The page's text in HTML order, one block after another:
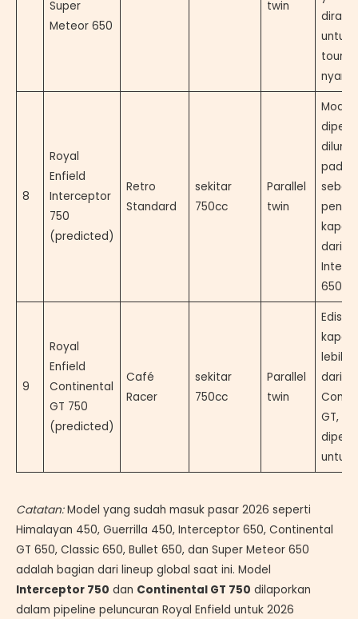
Super
Meteor 650
twin
untuk
8
Royal
Enfield
Interceptor
750
(predicted)
Retro
Standard
sekitar
750cc
Parallel
twin
Model
pada
dari
650.
9
Royal
Enfield
Continental
GT 750
(predicted)
Café
Racer
sekitar
750cc
Parallel
twin
Edisi
lebih
dari
GT,
untuk
Catatan:Model yang sudah masuk pasar 2026 seperti
Himalayan 450, Guerrilla 450, Interceptor 650, Continental
GT 650, Classic 650, Bullet 650, dan Super Meteor 650
adalah bagian dari lineup global saat ini. Model
Interceptor 750 dan Continental GT 750 dilaporkan
dalam pipeline peluncuran Royal Enfield untuk 2026